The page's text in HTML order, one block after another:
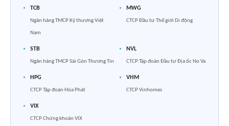
TCB
Ngân hàng TMCP Kỹ thương Việt
Nam
MWG
CTCP Đầu tư Thế giới Di động
STB
Ngân hàng TMCP Sài Gòn Thương Tín
NVL
CTCP Tập đoàn Đầu tư Địa ốc No Va
HPG
CTCP Tập đoàn Hòa Phát
VHM
CTCP Vinhomes
VIX
CTCP Chứng khoán VIX